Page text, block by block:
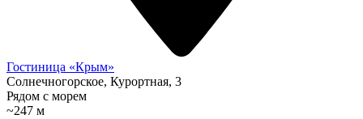
Гостиница «Крым»
Солнечногорское, Курортная, 3
Рядом с морем
~247 м